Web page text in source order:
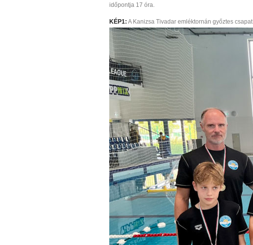
időpontja 17 óra.
KÉP1: A Kanizsa Tivadar emléktornán győztes csapat